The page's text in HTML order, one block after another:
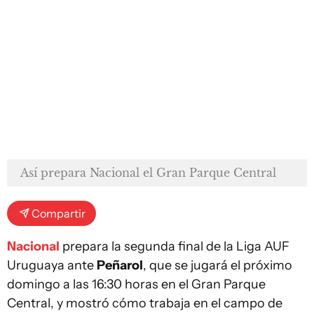
Así prepara Nacional el Gran Parque Central
Compartir
Nacional prepara la segunda final de la Liga AUF
Uruguaya ante Peñarol, que se jugará el próximo
domingo a las 16:30 horas en el Gran Parque
Central, y mostró cómo trabaja en el campo de